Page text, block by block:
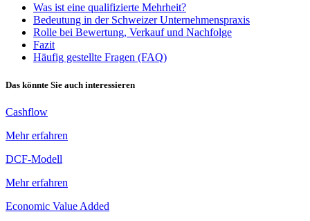
Was ist eine qualifizierte Mehrheit?
Bedeutung in der Schweizer Unternehmenspraxis
Rolle bei Bewertung, Verkauf und Nachfolge
Fazit
Häufig gestellte Fragen (FAQ)
Das könnte Sie auch interessieren
Cashflow
Mehr erfahren
DCF-Modell
Mehr erfahren
Economic Value Added